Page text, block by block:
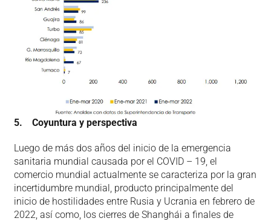
5. Coyuntura y perspectiva
Luego de más dos años del inicio de la emergencia
sanitaria mundial causada por el COVID – 19, el
comercio mundial actualmente se caracteriza por la gran
incertidumbre mundial, producto principalmente del
inicio de hostilidades entre Rusia y Ucrania en febrero de
2022, así como, los cierres de Shanghái a finales de